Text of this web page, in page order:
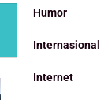
Humor
Internasional
Internet